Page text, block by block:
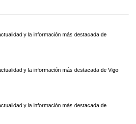
y la información más destacada de
y la información más destacada de Vigo
y la información más destacada de